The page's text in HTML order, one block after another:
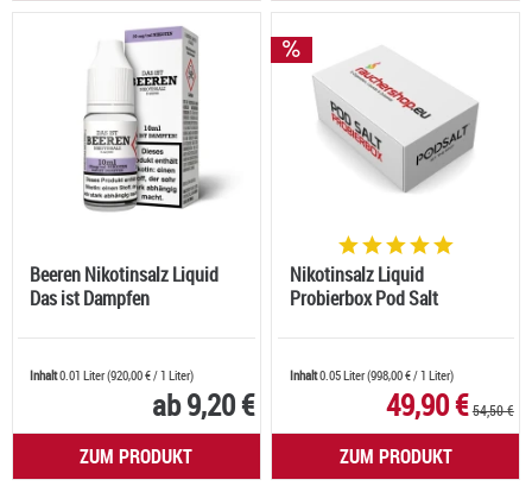
Beeren Nikotinsalz Liquid
Das ist Dampfen
Inhalt0.01 Liter(920,00 €/ 1 Liter)
ab 9,20 €
ZUM PRODUKT
Nikotinsalz Liquid
Probierbox Pod Salt
Inhalt0.05 Liter(998,00 €/ 1 Liter)
49,90 €54,50 €
ZUM PRODUKT